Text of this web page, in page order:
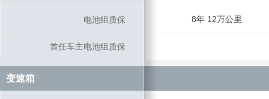
电池组质保 8年 12万公里
首任车主电池组质保
变速箱
电池组质保
首任车主电池组质保
变速箱